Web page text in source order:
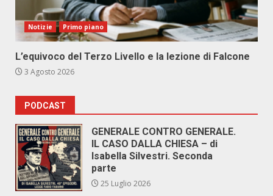
Notizie Primo piano
L’equivoco del Terzo Livello e la lezione di Falcone
3 Agosto 2026
PODCAST
GENERALE CONTRO GENERALE.
IL CASO DALLA CHIESA – di
Isabella Silvestri. Seconda
parte
25 Luglio 2026